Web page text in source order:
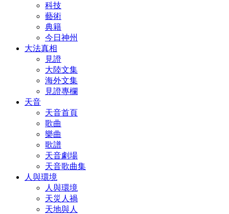
科技
藝術
典籍
今日神州
大法真相
見證
大陸文集
海外文集
見證專欄
天音
天音首頁
歌曲
樂曲
歌譜
天音劇場
天音歌曲集
人與環境
人與環境
天災人禍
天地與人